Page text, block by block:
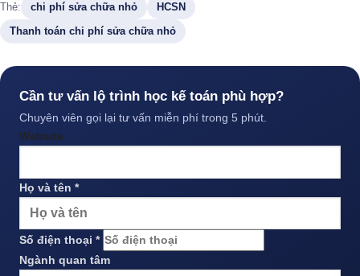
Thẻ: chi phí sửa chữa nhỏ HCSN
Thanh toán chi phí sửa chữa nhỏ
Cần tư vấn lộ trình học kế toán phù hợp?
Chuyên viên gọi lại tư vấn miễn phí trong 5 phút.
Website
Họ và tên *
Số điện thoại *
Ngành quan tâm